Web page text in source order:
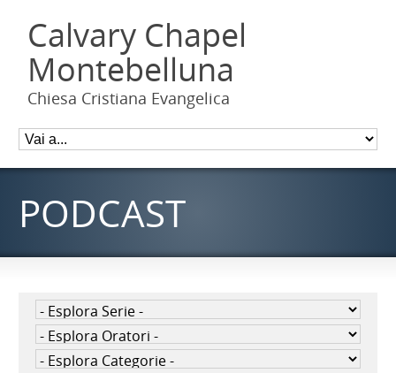
Calvary Chapel
Montebelluna
Chiesa Cristiana Evangelica
PODCAST